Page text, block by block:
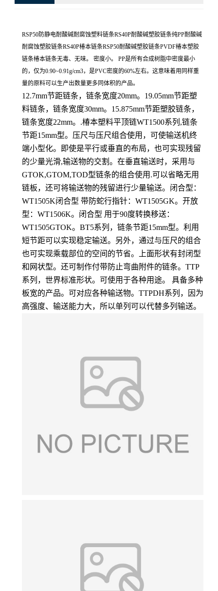
RSP50防静电耐酸碱耐腐蚀塑料链条RS40P耐酸碱塑胶链条纯PP耐酸碱
耐腐蚀塑胶链条RS40P椿本链条RSP50耐酸碱塑胶链条PVDF椿本塑胶
链条椿本链条无毒、无味。 密度小。 PP是所有合成树脂中密度最小
的，仅为0.90~0.91g/cm3，是PVC密度的60%左右。这意味着用同样重
量的原料可以生产出数量更多同体积的产品。
12.7mm节距链条，链条宽度20mm。19.05mm节距塑
料链条，链条宽度30mm。15.875mm节距塑胶链条，
链条宽度22mm。.椿本塑料平顶链WT1500系列,链条
节距15mm型。压尺与压尺组合使用，可使输送机终
端小型化。即使是平行或垂直的布局，也可实现残留
的少量光滑,输送物的交割。在垂直输送时，采用与
GTOK,GTOM,TOD型链条的组合使用.可以省略无用
链板，还可将输送物的残留进行少量输送。闭合型：
WT1505K闭合型 带防蛇行指针：WT1505GK。开放
型：WT1506K。闭合型 用于90度转换移送：
WT1505GTOK。BT5系列，链条节距15mm型。利用
短节距可以实现稳定输送。另外，通过与压尺的组合
也可实现乘载部位的空间的节省。上面形状有封闭型
和网状型。还可制作付带防止弯曲附件的链条。TTP
系列，世界标准形状。可使用于各种用途。 具备多种
板宽的产品。可对应各种输送物。TTPDH系列，因为
高强度、输送能力大，所以单列可以代替多列输送。